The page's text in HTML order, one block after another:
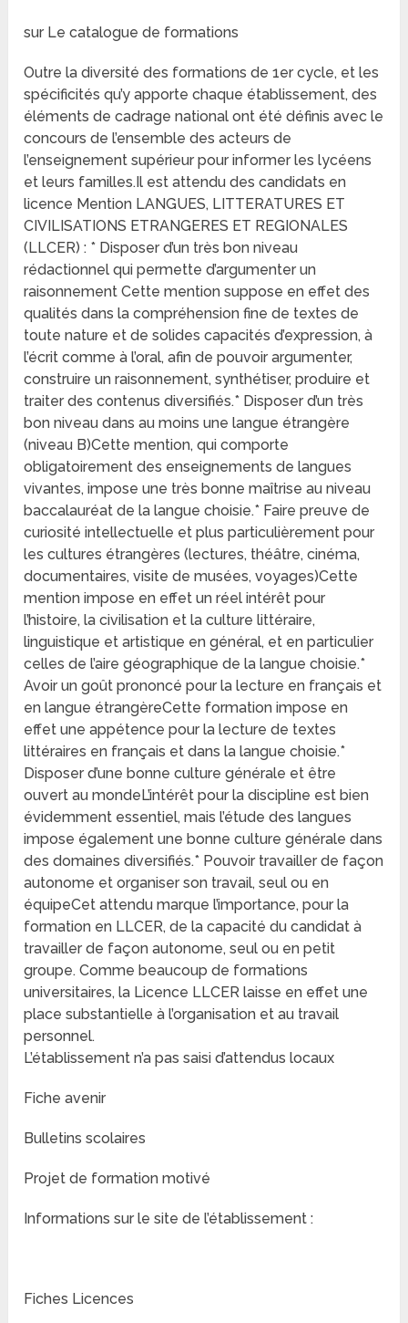
sur Le catalogue de formations
Outre la diversité des formations de 1er cycle, et les
spécificités qu’y apporte chaque établissement, des
éléments de cadrage national ont été définis avec le
concours de l’ensemble des acteurs de
l’enseignement supérieur pour informer les lycéens
et leurs familles.Il est attendu des candidats en
licence Mention LANGUES, LITTERATURES ET
CIVILISATIONS ETRANGERES ET REGIONALES
(LLCER) : * Disposer d’un très bon niveau
rédactionnel qui permette d’argumenter un
raisonnement Cette mention suppose en effet des
qualités dans la compréhension fine de textes de
toute nature et de solides capacités d’expression, à
l’écrit comme à l’oral, afin de pouvoir argumenter,
construire un raisonnement, synthétiser, produire et
traiter des contenus diversifiés.* Disposer d’un très
bon niveau dans au moins une langue étrangère
(niveau B)Cette mention, qui comporte
obligatoirement des enseignements de langues
vivantes, impose une très bonne maîtrise au niveau
baccalauréat de la langue choisie.* Faire preuve de
curiosité intellectuelle et plus particulièrement pour
les cultures étrangères (lectures, théâtre, cinéma,
documentaires, visite de musées, voyages)Cette
mention impose en effet un réel intérêt pour
l’histoire, la civilisation et la culture littéraire,
linguistique et artistique en général, et en particulier
celles de l’aire géographique de la langue choisie.*
Avoir un goût prononcé pour la lecture en français et
en langue étrangèreCette formation impose en
effet une appétence pour la lecture de textes
littéraires en français et dans la langue choisie.*
Disposer d’une bonne culture générale et être
ouvert au mondeL’intérêt pour la discipline est bien
évidemment essentiel, mais l’étude des langues
impose également une bonne culture générale dans
des domaines diversifiés.* Pouvoir travailler de façon
autonome et organiser son travail, seul ou en
équipeCet attendu marque l’importance, pour la
formation en LLCER, de la capacité du candidat à
travailler de façon autonome, seul ou en petit
groupe. Comme beaucoup de formations
universitaires, la Licence LLCER laisse en effet une
place substantielle à l’organisation et au travail
personnel.
L’établissement n’a pas saisi d’attendus locaux
Fiche avenir
Bulletins scolaires
Projet de formation motivé
Informations sur le site de l’établissement :
Fiches Licences